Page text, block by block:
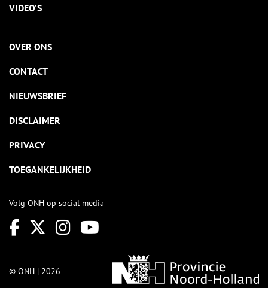
VIDEO’S
OVER ONS
CONTACT
NIEUWSBRIEF
DISCLAIMER
PRIVACY
TOEGANKELIJKHEID
Volg ONH op social media
© ONH | 2026